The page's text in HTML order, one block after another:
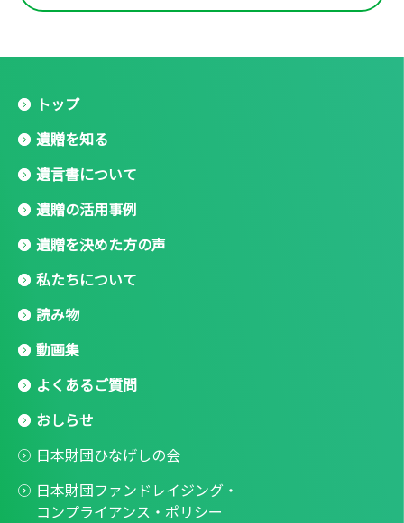
トップ
遺贈を知る
遺言書について
遺贈の活用事例
遺贈を決めた方の声
私たちについて
読み物
動画集
よくあるご質問
おしらせ
日本財団ひなげしの会
日本財団ファンドレイジング・
コンプライアンス・ポリシー